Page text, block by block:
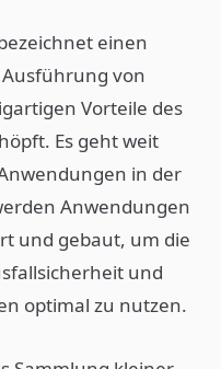
einen
von
Vorteile des
Es geht weit
in der
Anwendungen
und gebaut, um die
und
optimal zu nutzen.